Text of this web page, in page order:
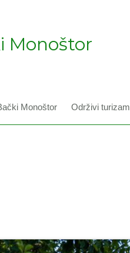
Monoštor
Monoštor Održivi turizam